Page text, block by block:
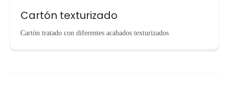
Cartón texturizado
Cartón tratado con diferentes acabados texturizados